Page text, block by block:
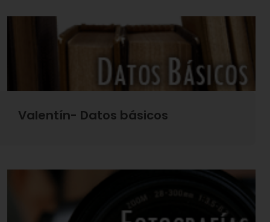
Valentín- Datos básicos